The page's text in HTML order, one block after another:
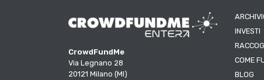
CrowdFundMe
Via Legnano 28
20121 Milano (MI)
INVESTI
COME
BLOG